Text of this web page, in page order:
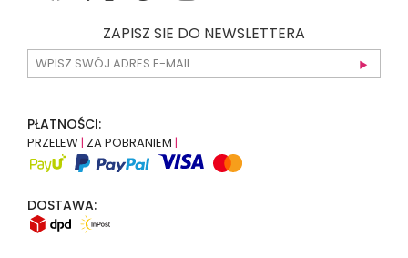
ZAPISZ SIE DO NEWSLETTERA
PŁATNOŚCI:
PRZELEW| ZA POBRANIEM |
DOSTAWA: